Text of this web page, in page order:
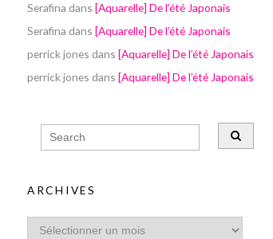
Serafina dans [Aquarelle] De l’été Japonais
Serafina dans [Aquarelle] De l’été Japonais
perrick jones dans [Aquarelle] De l’été Japonais
perrick jones dans [Aquarelle] De l’été Japonais
ARCHIVES